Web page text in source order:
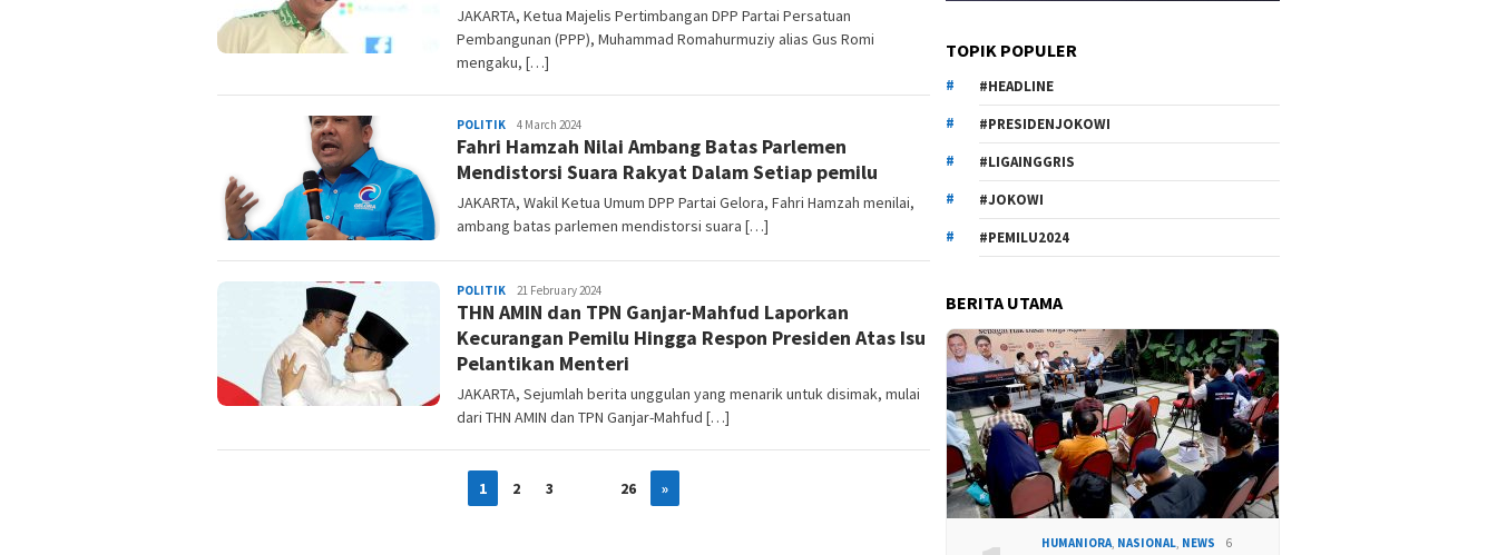
JAKARTA, Ketua Majelis Pertimbangan DPP Partai Persatuan
Pembangunan (PPP), Muhammad Romahurmuziy alias Gus Romi
mengaku, […]
POLITIKMarhon
4 March 2024
Fahri Hamzah Nilai Ambang Batas Parlemen
Mendistorsi Suara Rakyat Dalam Setiap pemilu
JAKARTA, Wakil Ketua Umum DPP Partai Gelora, Fahri Hamzah menilai,
ambang batas parlemen mendistorsi suara […]
POLITIKMarhon
21 February 2024
THN AMIN dan TPN Ganjar-Mahfud Laporkan
Kecurangan Pemilu Hingga Respon Presiden Atas Isu
Pelantikan Menteri
JAKARTA, Sejumlah berita unggulan yang menarik untuk disimak, mulai
dari THN AMIN dan TPN Ganjar-Mahfud […]
1 2 3 26 »
TOPIK POPULER
#HEADLINE
#PRESIDENJOKOWI
#LIGAINGGRIS
#JOKOWI
#PEMILU2024
BERITA UTAMA
HUMANIORA, NASIONAL, NEWS
6